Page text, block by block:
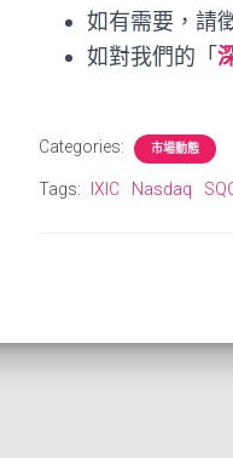
如有需要，請
如對我們的「
Categories: 市場動態
Tags: IXIC Nasdaq